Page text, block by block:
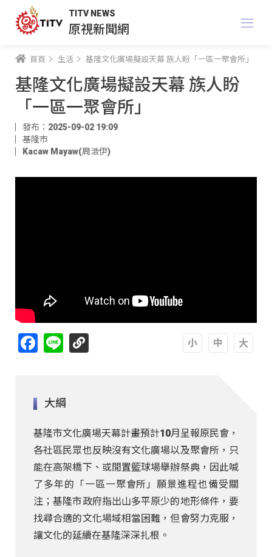
TITV NEWS
原視新聞網
首頁 生活 基隆文化廣場擬設天幕 族人盼「一區一聚會所」
基隆文化廣場擬設天幕 族人盼
「一區一聚會所」
發布：2025-09-02 19:09
基隆市
Kacaw Mayaw(周浩伊)
Facebook
Line
大綱
基隆市文化廣場天幕計畫預計10月呈報原民會，
各社區民眾也反映沒有文化廣場以及聚會所，只
能在高架橋下、或閒置籃球場舉辦祭典，因此喊
了多年的「一區一聚會所」願景進程也備受關
注；基隆市政府指出山多平原少的地形條件，要
找尋合適的文化場域相當困難，但會努力克服，
讓文化的延續在基隆深深扎根。